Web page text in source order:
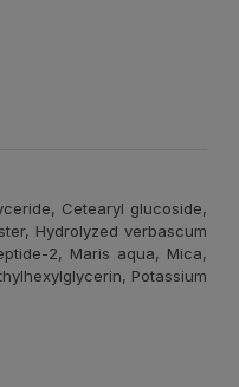
Cetearyl glucoside,
Hydrolyzed verbascum
2, Maris aqua, Mica,
Potassium